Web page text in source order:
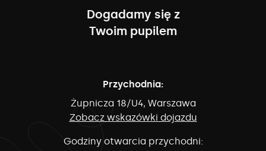
Dogadamy się z
Twoim pupilem
Przychodnia:
Żupnicza 18/U4, Warszawa
Zobacz wskazówki dojazdu
Godziny otwarcia przychodni: